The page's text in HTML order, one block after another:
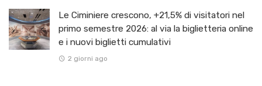
Le Ciminiere crescono, +21,5% di visitatori nel
primo semestre 2026: al via la biglietteria online
e i nuovi biglietti cumulativi
2 giorni ago